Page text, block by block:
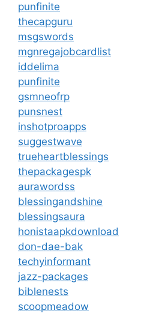
punfinite
thecapguru
msgswords
mgnregajobcardlist
iddelima
punfinite
gsmneofrp
punsnest
inshotproapps
suggestwave
trueheartblessings
thepackagespk
aurawordss
blessingandshine
blessingsaura
honistaapkdownload
don-dae-bak
techyinformant
jazz-packages
biblenests
scoopmeadow